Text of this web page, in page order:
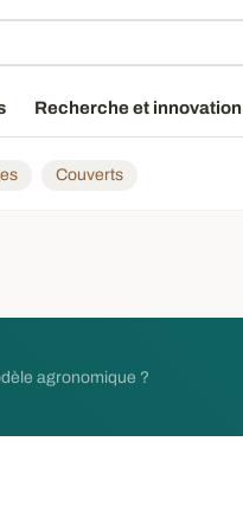
Recherche et innovation
Couverts
agronomique ?